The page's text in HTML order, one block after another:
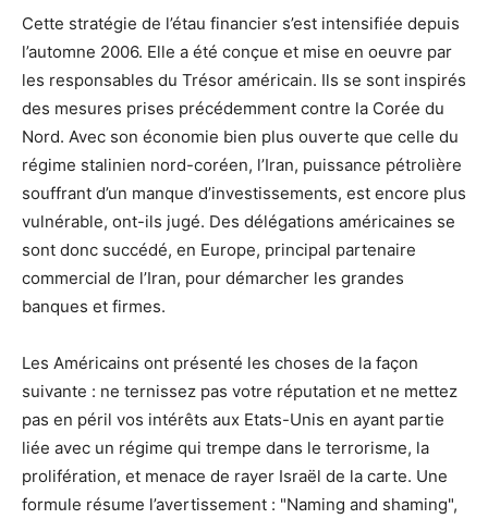
Cette stratégie de l’étau financier s’est intensifiée depuis
l’automne 2006. Elle a été conçue et mise en oeuvre par
les responsables du Trésor américain. Ils se sont inspirés
des mesures prises précédemment contre la Corée du
Nord. Avec son économie bien plus ouverte que celle du
régime stalinien nord-coréen, l’Iran, puissance pétrolière
souffrant d’un manque d’investissements, est encore plus
vulnérable, ont-ils jugé. Des délégations américaines se
sont donc succédé, en Europe, principal partenaire
commercial de l’Iran, pour démarcher les grandes
banques et firmes.
Les Américains ont présenté les choses de la façon
suivante : ne ternissez pas votre réputation et ne mettez
pas en péril vos intérêts aux Etats-Unis en ayant partie
liée avec un régime qui trempe dans le terrorisme, la
prolifération, et menace de rayer Israël de la carte. Une
formule résume l’avertissement : "Naming and shaming",